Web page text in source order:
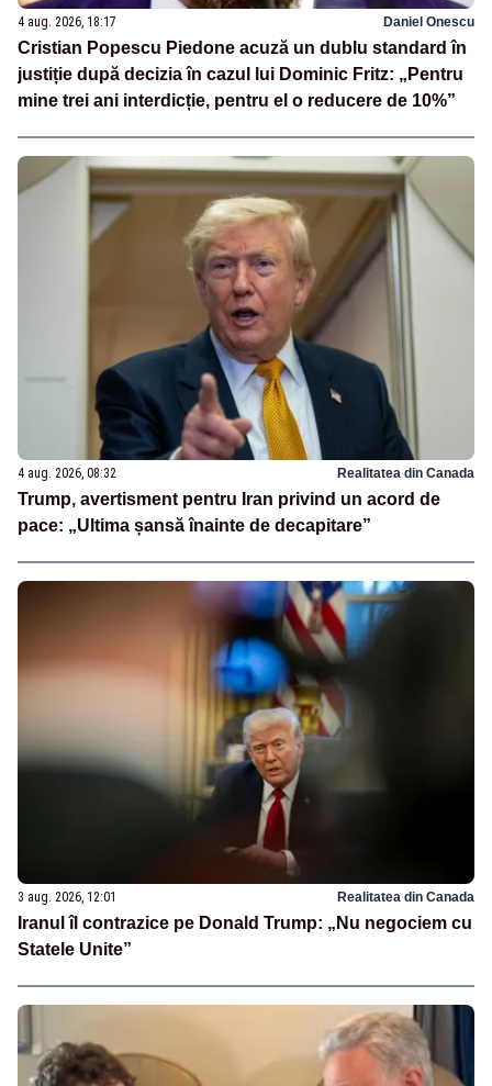
4 aug. 2026, 18:17 Daniel Onescu
Cristian Popescu Piedone acuză un dublu standard în
justiție după decizia în cazul lui Dominic Fritz: „Pentru
mine trei ani interdicție, pentru el o reducere de 10%”
4 aug. 2026, 08:32 Realitatea din Canada
Trump, avertisment pentru Iran privind un acord de
pace: „Ultima șansă înainte de decapitare”
3 aug. 2026, 12:01 Realitatea din Canada
Iranul îl contrazice pe Donald Trump: „Nu negociem cu
Statele Unite”